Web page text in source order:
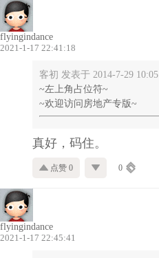
flyingindance
2021-1-17 22:41:18
客初 发表于 2014-7-29 10:05
~左上角占位符~
~欢迎访问房地产专版~
真好，码住。
点赞 0 0
flyingindance
2021-1-17 22:45:41